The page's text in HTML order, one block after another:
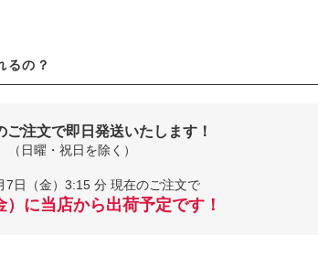
るの？
ご注文で即日発送いたします！
（日曜・祝日を除く）
7日（金）3:15 分 現在のご注文で
）に当店から出荷予定です！